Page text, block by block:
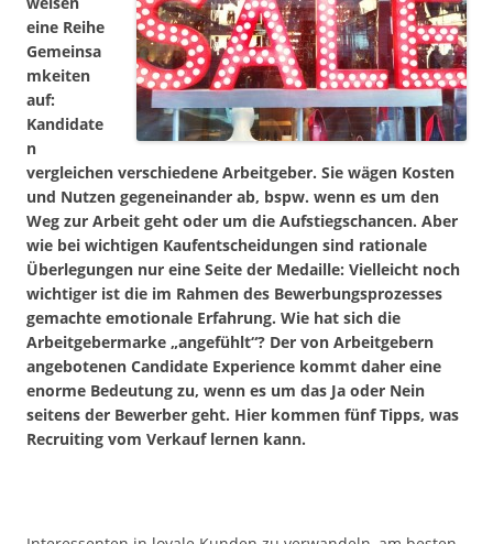
eine Reihe
Gemeinsa
mkeiten
auf:
Kandidate
n
vergleichen verschiedene Arbeitgeber. Sie wägen Kosten
und Nutzen gegeneinander ab, bspw. wenn es um den
Weg zur Arbeit geht oder um die Aufstiegschancen. Aber
wie bei wichtigen Kaufentscheidungen sind rationale
Überlegungen nur eine Seite der Medaille: Vielleicht noch
wichtiger ist die im Rahmen des Bewerbungsprozesses
gemachte emotionale Erfahrung. Wie hat sich die
Arbeitgebermarke „angefühlt“? Der von Arbeitgebern
angebotenen Candidate Experience kommt daher eine
enorme Bedeutung zu, wenn es um das Ja oder Nein
seitens der Bewerber geht. Hier kommen fünf Tipps, was
Recruiting vom Verkauf lernen kann.